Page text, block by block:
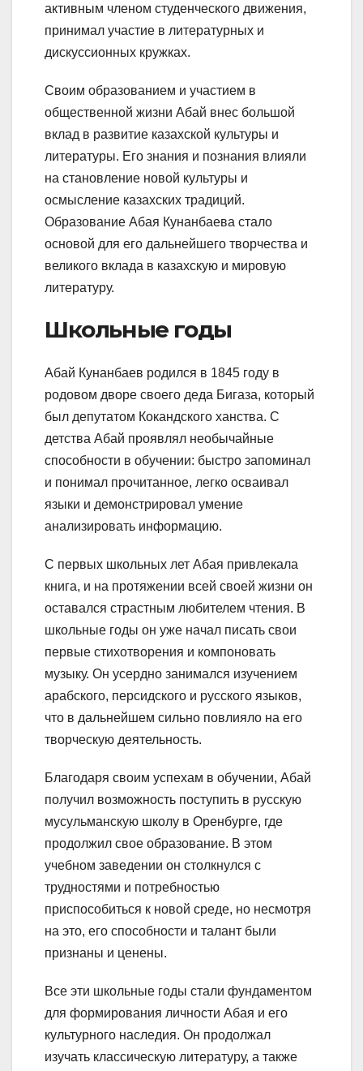
активным членом студенческого движения,
принимал участие в литературных и
дискуссионных кружках.
Своим образованием и участием в
общественной жизни Абай внес большой
вклад в развитие казахской культуры и
литературы. Его знания и познания влияли
на становление новой культуры и
осмысление казахских традиций.
Образование Абая Кунанбаева стало
основой для его дальнейшего творчества и
великого вклада в казахскую и мировую
литературу.
Школьные годы
Абай Кунанбаев родился в 1845 году в
родовом дворе своего деда Бигаза, который
был депутатом Кокандского ханства. С
детства Абай проявлял необычайные
способности в обучении: быстро запоминал
и понимал прочитанное, легко осваивал
языки и демонстрировал умение
анализировать информацию.
С первых школьных лет Абая привлекала
книга, и на протяжении всей своей жизни он
оставался страстным любителем чтения. В
школьные годы он уже начал писать свои
первые стихотворения и компоновать
музыку. Он усердно занимался изучением
арабского, персидского и русского языков,
что в дальнейшем сильно повлияло на его
творческую деятельность.
Благодаря своим успехам в обучении, Абай
получил возможность поступить в русскую
мусульманскую школу в Оренбурге, где
продолжил свое образование. В этом
учебном заведении он столкнулся с
трудностями и потребностью
приспособиться к новой среде, но несмотря
на это, его способности и талант были
признаны и ценены.
Все эти школьные годы стали фундаментом
для формирования личности Абая и его
культурного наследия. Он продолжал
изучать классическую литературу, а также